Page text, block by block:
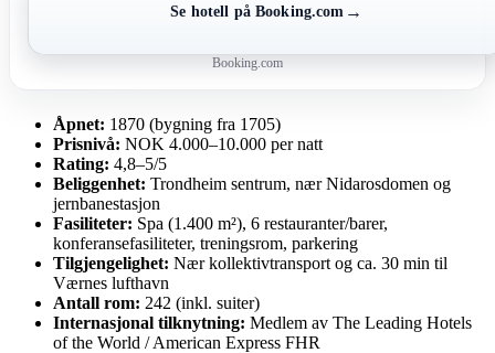
Se hotell på Booking.com →
Booking.com
Åpnet: 1870 (bygning fra 1705)
Prisnivå: NOK 4.000–10.000 per natt
Rating: 4,8–5/5
Beliggenhet: Trondheim sentrum, nær Nidarosdomen og
jernbanestasjon
Fasiliteter: Spa (1.400 m²), 6 restauranter/barer,
konferansefasiliteter, treningsrom, parkering
Tilgjengelighet: Nær kollektivtransport og ca. 30 min til
Værnes lufthavn
Antall rom: 242 (inkl. suiter)
Internasjonal tilknytning: Medlem av The Leading Hotels
of the World / American Express FHR